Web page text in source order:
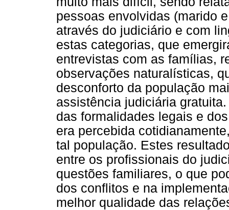
pessoas envolvidas (marido
através do judiciário e com
estas categorias, que
entrevistas com as famílias,
observações naturalísticas,
desconforto da população
assistência judiciária
das formalidades legais e
era percebida
tal população. Estes
entre os profissionais do
questões familiares, o que
dos conflitos e na
melhor qualidade das